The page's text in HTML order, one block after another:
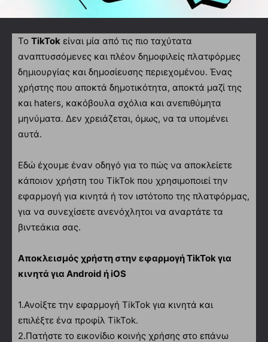
Το TikTok είναι μία από τις πιο ταχύτατα
αναπτυσσόμενες και πλέον δημοφιλείς πλατφόρμες
δημιουργίας και δημοσίευσης περιεχομένου. Ένας
χρήστης που αποκτά δημοτικότητα, αποκτά μαζί της
και haters, κακόβουλα σχόλια και ανεπιθύμητα
μηνύματα. Δεν χρειάζεται, όμως, να τα υπομένει
αυτά.
Εδώ έχουμε έναν οδηγό για το πώς να αποκλείετε
κάποιον χρήστη του TikTok που χρησιμοποιεί την
εφαρμογή για κινητά ή τον ιστότοπο της πλατφόρμας,
για να συνεχίσετε ανενόχλητοι να αναρτάτε τα
βιντεάκια σας.
Αποκλεισμός χρήστη στην εφαρμογή TikTok για
κινητά για Android ή iOS
1.Ανοίξτε την εφαρμογή TikTok για κινητά και
επιλέξτε ένα προφίλ TikTok.
2.Πατήστε το εικονίδιο κοινής χρήσης στο επάνω